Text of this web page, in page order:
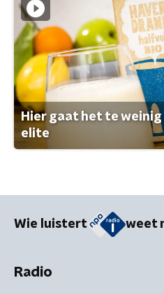
Hier gaat het te
elite
Wie luistert weet
Radio